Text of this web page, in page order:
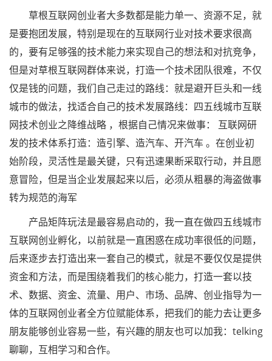
草根互联网创业者大多数都是能力单一、资源不足，就
是要抱团发展，特别是现在的互联网行业对技术要求很高
的，要有足够强的技术能力来实现自己的想法和对抗竞争，
但是对草根互联网群体来说，打造一个技术团队很难，不仅
仅是钱的问题，我们自己走过的路线：就是避开巨头和一线
城市的做法，找适合自己的技术发展路线：四五线城市互联
网技术创业之降维战略 ，根据自己情况来做事： 互联网研
发的技术体系打造：造引擎、造汽车、开汽车 。在创业初
始阶段，灵活性是最关键，只有迅速果断采取行动，并且愿
意冒险，但是当企业发展起来以后，必须从粗暴的海盗做事
转为规范的海军
产品矩阵玩法是最容易启动的，我一直在做四五线城市
互联网创业孵化，以前就是一直困惑在成功率很低的问题，
后来逐步去打造出来一套自己的模式，就是不要仅仅是提供
资金和方法，而是围绕着我们的核心能力，打造一套以技
术、数据、资金、流量、用户、市场、品牌、创业指导为一
体的互联网创业者全方位赋能体系，把我们的能力去让更多
朋友能够创业容易一些，有兴趣的朋友也可以加我：telking
聊聊，互相学习和合作。